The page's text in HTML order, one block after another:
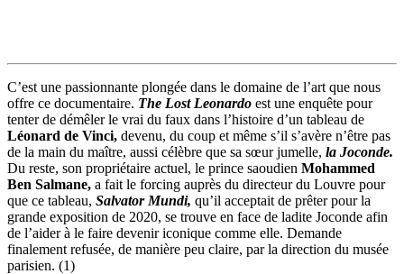
C’est une passionnante plongée dans le domaine de l’art que nous
offre ce documentaire. The Lost Leonardo est une enquête pour
tenter de démêler le vrai du faux dans l’histoire d’un tableau de
Léonard de Vinci, devenu, du coup et même s’il s’avère n’être pas
de la main du maître, aussi célèbre que sa sœur jumelle, la Joconde.
Du reste, son propriétaire actuel, le prince saoudien Mohammed
Ben Salmane, a fait le forcing auprès du directeur du Louvre pour
que ce tableau, Salvator Mundi, qu’il acceptait de prêter pour la
grande exposition de 2020, se trouve en face de ladite Joconde afin
de l’aider à le faire devenir iconique comme elle. Demande
finalement refusée, de manière peu claire, par la direction du musée
parisien. (1)